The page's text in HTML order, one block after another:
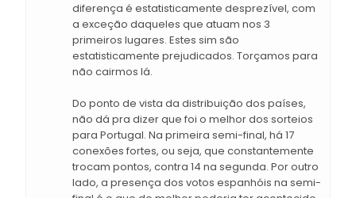
diferença é estatisticamente desprezível, com
a exceção daqueles que atuam nos 3
primeiros lugares. Estes sim são
estatisticamente prejudicados. Torçamos para
não cairmos lá.
Do ponto de vista da distribuição dos países,
não dá pra dizer que foi o melhor dos sorteios
para Portugal. Na primeira semi-final, há 17
conexões fortes, ou seja, que constantemente
trocam pontos, contra 14 na segunda. Por outro
lado, a presença dos votos espanhóis na semi-